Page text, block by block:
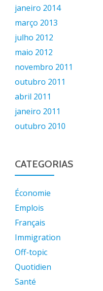
janeiro 2014
março 2013
julho 2012
maio 2012
novembro 2011
outubro 2011
abril 2011
janeiro 2011
outubro 2010
CATEGORIAS
Économie
Emplois
Français
Immigration
Off-topic
Quotidien
Santé